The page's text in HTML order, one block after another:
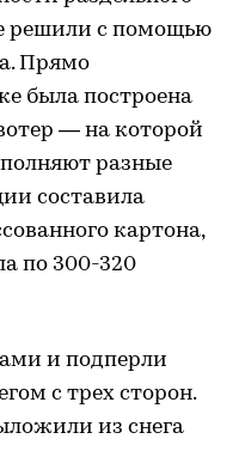
решили с помощью
Прямо
была построена
— на которой
разные
составила
картона,
по 300-320
и подперли
с трех сторон.
из снега